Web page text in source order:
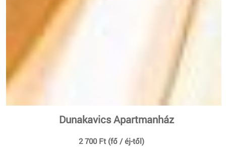
Dunakavics Apartmanház
2 700 Ft (fő / éj-től)